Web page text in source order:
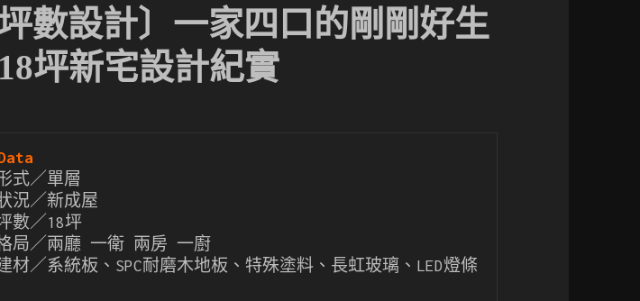
坪數設計〕一家四口的剛剛好生
坪新宅設計紀實
式／單層
況／新成屋
數／18坪
局／兩廳 一衛 兩房 一廚
材／系統板、SPC耐磨木地板、特殊塗料、長虹玻璃、LED燈條